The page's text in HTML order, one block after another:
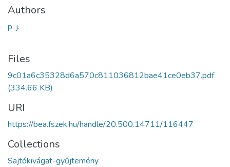
Authors
p. j.
Files
9c01a6c35328d6a570c811036812bae41ce0eb37.pdf
(334.66 KB)
URI
https://bea.fszek.hu/handle/20.500.14711/116447
Collections
Sajtókivágat-gyűjtemény